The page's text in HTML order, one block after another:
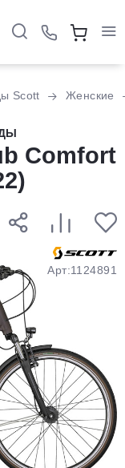
Scott Женские
Comfort
Арт:1124891